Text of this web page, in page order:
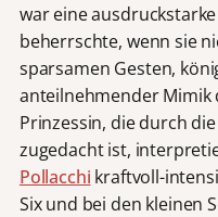
war eine
beherrschte, wenn sie
sparsamen Gesten,
anteilnehmender Mimik
Prinzessin, die durch
zugedacht ist,
Pollacchi kraftvoll-
Six und bei den kleinen